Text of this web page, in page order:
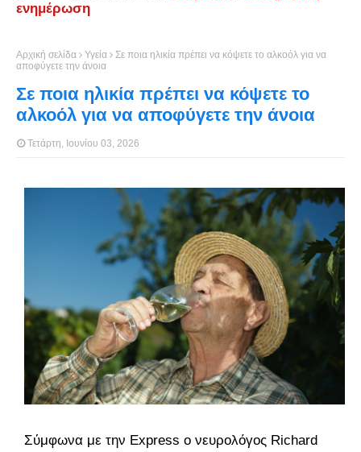
ενημέρωση
Αρχική σελίδα Υγεία
Σε ποια ηλικία πρέπει να κόψετε το αλκοόλ για να
αποφύγετε την άνοια
Σε ποια ηλικία πρέπει να κόψετε το
αλκοόλ για να αποφύγετε την άνοια
Τετάρτη, Ιουνίου 03, 2026
Σύμφωνα με την Express ο νευρολόγος Richard